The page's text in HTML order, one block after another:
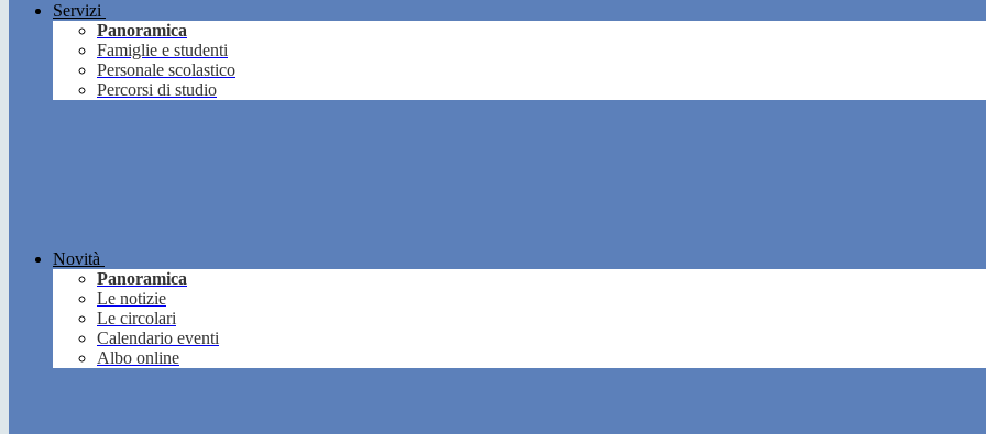
Servizi
Panoramica
Famiglie e studenti
Personale scolastico
Percorsi di studio
Novità
Panoramica
Le notizie
Le circolari
Calendario eventi
Albo online